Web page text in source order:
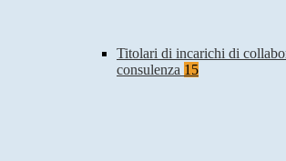
Titolari di incarichi di
consulenza 15